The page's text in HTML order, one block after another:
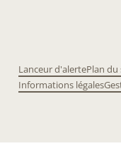
Lanceur d'alertePlan du
Informations légales